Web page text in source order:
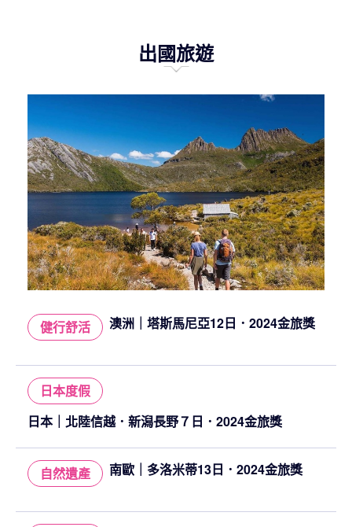
出國旅遊
健行舒活 澳洲｜塔斯馬尼亞12日．2024金旅獎
日本度假
日本｜北陸信越．新潟長野７日．2024金旅獎
自然遺產 南歐｜多洛米蒂13日．2024金旅獎